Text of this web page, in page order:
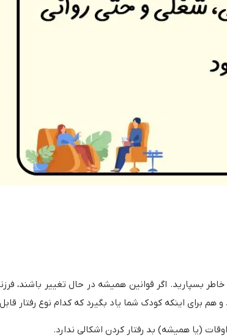
بسپارید. اگر قوانین همیشه در حال تغییر باشند،
برای اینکه کودک شما یاد بگیرد که کدام نوع رفتار
(یا همیشه) بد رفتار کردن اشکالی ندارد.